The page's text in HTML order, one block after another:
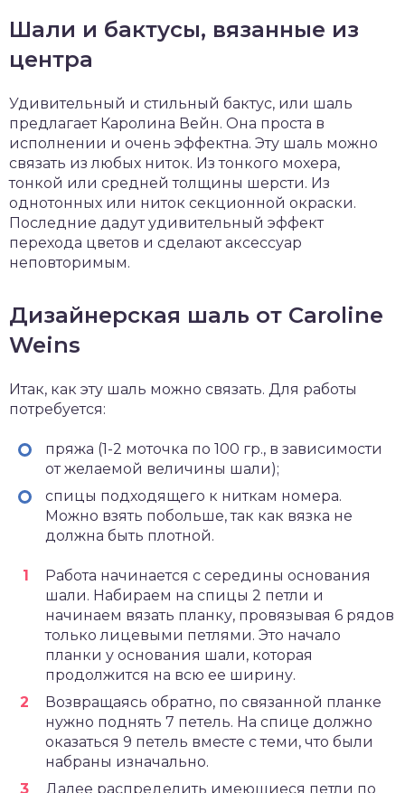
Шали и бактусы, вязанные из
центра
Удивительный и стильный бактус, или шаль
предлагает Каролина Вейн. Она проста в
исполнении и очень эффектна. Эту шаль можно
связать из любых ниток. Из тонкого мохера,
тонкой или средней толщины шерсти. Из
однотонных или ниток секционной окраски.
Последние дадут удивительный эффект
перехода цветов и сделают аксессуар
неповторимым.
Дизайнерская шаль от Caroline
Weins
Итак, как эту шаль можно связать. Для работы
потребуется:
пряжа (1-2 моточка по 100 гр., в зависимости
от желаемой величины шали);
спицы подходящего к ниткам номера.
Можно взять побольше, так как вязка не
должна быть плотной.
Работа начинается с середины основания
шали. Набираем на спицы 2 петли и
начинаем вязать планку, провязывая 6 рядов
только лицевыми петлями. Это начало
планки у основания шали, которая
продолжится на всю ее ширину.
Возвращаясь обратно, по связанной планке
нужно поднять 7 петель. На спице должно
оказаться 9 петель вместе с теми, что были
набраны изначально.
Далее распределить имеющиеся петли по